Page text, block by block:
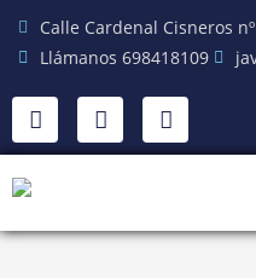
Calle Cardenal Cisneros
Llámanos 698418109